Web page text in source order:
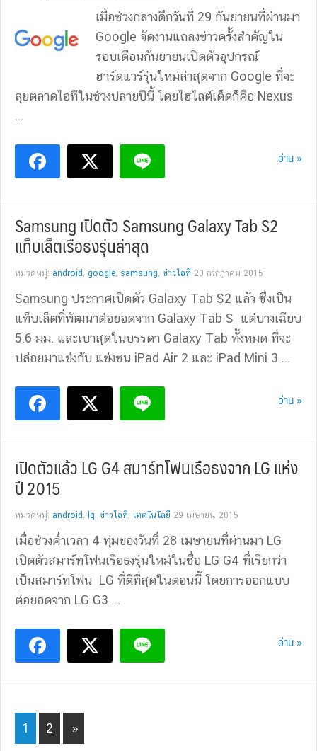
เมื่อช่วงกลางดึกวันที่ 29 กันยายนที่ผ่านมา
Google จัดงานแถลงข่าวครั้งสำคัญใน
รอบเดือนกันยายนเปิดตัวอุปกรณ์
ฮาร์ดแวร์รุ่นใหม่ล่าสุดจาก Google ที่จะ
ลุยตลาดไอทีในช่วงปลายปีนี้ โดยไฮไลต์เด็ดก็คือ Nexus
...
อ่าน »
Samsung เปิดตัว Samsung Galaxy Tab S2
แท็บเล็ตเรือธงรุ่นล่าสุด
หมวดหมู่: android , google, samsung, ข่าวไอที 20 กรกฎาคม 2015
Samsung ประกาศเปิดตัว Galaxy Tab S2 แล้ว ซึ่งเป็น
แท็บเล็ตที่พัฒนาต่อยอดจาก Galaxy Tab S แต่บางเฉียบ
5.6 มม. และเบาสุดในบรรดา Galaxy Tab ทั้งหมด ที่จะ
ปล่อยมาแข่งกับ แข่งชน iPad Air 2 และ iPad Mini 3 ...
อ่าน »
เปิดตัวแล้ว LG G4 สมาร์ทโฟนเรือธงจาก LG แห่ง
ปี 2015
หมวดหมู่: android , lg, ข่าวไอที, เทคโนโลยี 29 เมษายน 2015
เมื่อช่วงค่ำเวลา 4 ทุ่มของวันที่ 28 เมษายนที่ผ่านมา LG
เปิดตัวสมาร์ทโฟนเรือธงรุ่นใหม่ในชื่อ LG G4 ที่เรียกว่า
เป็นสมาร์ทโฟน LG ที่ดีที่สุดในตอนนี้ โดยการออกแบบ
ต่อยอดจาก LG G3 ...
อ่าน »
Page
1 Page
2 »